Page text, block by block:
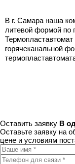
В г. Самара наша
литевой формой по
горячеканальной
Оставить заявку В
Оставьте заявку на
цене и условиям
Ваше имя*
Телефон для связи